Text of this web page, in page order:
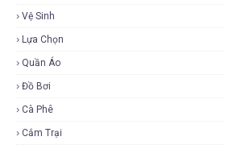
Vệ Sinh
Lựa Chọn
Quần Áo
Đồ Bơi
Cà Phê
Cắm Trại